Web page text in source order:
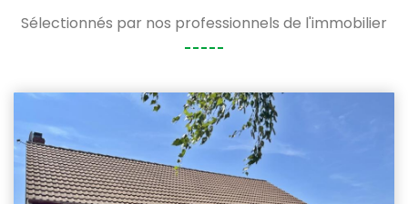
Sélectionnés par nos professionnels de l'immobilier